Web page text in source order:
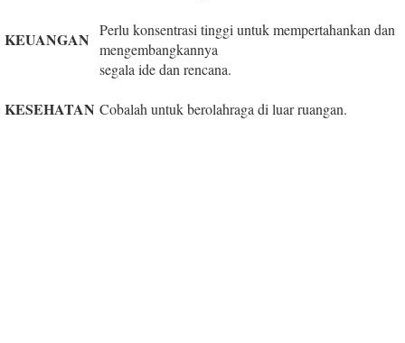
KEUANGAN Perlu konsentrasi tinggi untuk mempertahankan dan
mengembangkannya
segala ide dan rencana.
KESEHATAN Cobalah untuk berolahraga di luar ruangan.